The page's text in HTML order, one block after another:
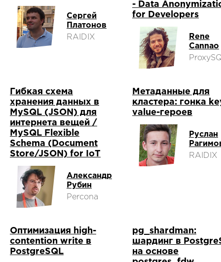
Сергей
Платонов
RAIDIX
- Data
for Developers
Rene
Cannao
Гибкая схема
хранения данных в
MySQL (JSON) для
интернета вещей /
MySQL Flexible
Schema (Document
Store/JSON) for IoT
Александр
Рубин
Percona
Метаданные для
кластера: гонка
value-героев
Руслан
RAIDIX
Оптимизация high-
contention write в
PostgreSQL
pg_shardman:
шардинг в
на основе